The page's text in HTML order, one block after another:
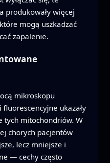
produkowały więcej
mogą uszkadzać
zapalenie.
mikroskopu
ukazały
tych mitochondriów. W
chorych pacjentów
lecz mniejsze i
— cechy często